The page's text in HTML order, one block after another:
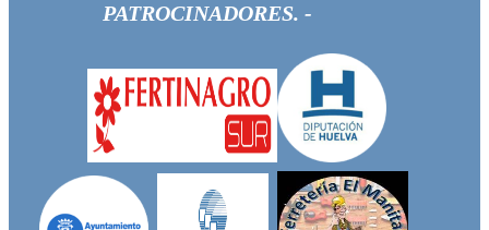
PATROCINADORES. -